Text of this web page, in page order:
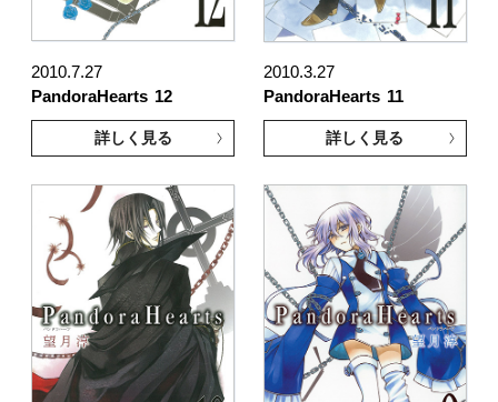
2010.7.27
PandoraHearts 12
詳しく見る
2010.3.27
PandoraHearts 11
詳しく見る